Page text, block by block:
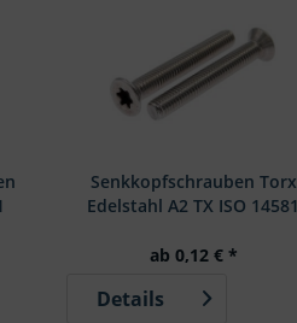
Senkkopfschrauben Torx
Edelstahl A2 TX ISO 14581
ab 0,12 € *
Details